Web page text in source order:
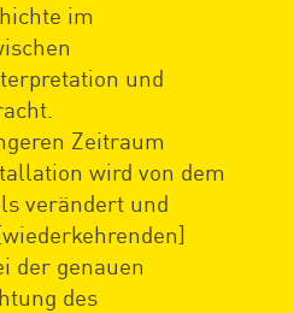
im
und
Zeitraum
wird von dem
verändert und
der genauen
des